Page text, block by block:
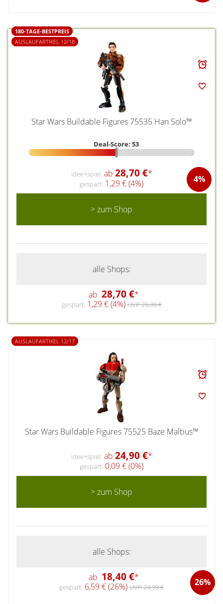
180-TAGE-BESTPREIS
AUSLAUFARTIKEL 12/18
Star Wars Buildable Figures 75535 Han Solo™
Deal-Score: 53
idee+spiel: ab 28,70 €*
4%
gespart: 1,29 € (4%)
> zum Shop
alle Shops:
ab 28,70 €*
gespart: 1,29 € (4%)UVP 29,99 €
AUSLAUFARTIKEL 12/17
Star Wars Buildable Figures 75525 Baze Malbus™
idee+spiel: ab 24,90 €*
gespart: 0,09 € (0%)
> zum Shop
alle Shops:
ab 18,40 €* 26%
gespart: 6,59 € (26%) UVP 24,99 €